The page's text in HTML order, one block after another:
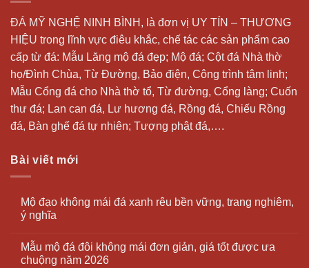
ĐÁ MỸ NGHỆ NINH BÌNH, là đơn vị UY TÍN – THƯƠNG
HIỆU trong lĩnh vực điêu khắc, chế tác các sản phẩm cao
cấp từ đá: Mẫu Lăng mộ đá đẹp; Mộ đá; Cột đá Nhà thờ
họ/Đình Chùa, Từ Đường, Bảo điện, Công trình tâm linh;
Mẫu Cổng đá cho Nhà thờ tổ, Từ đường, Cổng làng; Cuốn
thư đá; Lan can đá, Lư hương đá, Rồng đá, Chiếu Rồng
đá, Bàn ghế đá tự nhiên; Tượng phật đá,….
Bài viết mới
Mộ đạo không mái đá xanh rêu bền vững, trang nghiêm,
ý nghĩa
Mẫu mộ đá đôi không mái đơn giản, giá tốt được ưa
chuộng năm 2026